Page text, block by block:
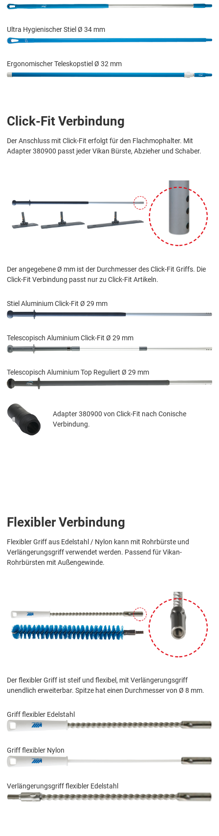
Ultra Hygienischer Stiel Ø 34 mm
Ergonomischer Teleskopstiel Ø 32 mm
Click-Fit Verbindung
Der Anschluss mit Click-Fit erfolgt für den Flachmophalter. Mit
Adapter 380900 passt jeder Vikan Bürste, Abzieher und Schaber.
Der angegebene Ø mm ist der Durchmesser des Click-Fit Griffs. Die
Click-Fit Verbindung passt nur zu Click-Fit Artikeln.
Stiel Aluminium Click-Fit Ø 29 mm
Telescopisch Aluminium Click-Fit Ø 29 mm
Telescopisch Aluminium Top Reguliert Ø 29 mm
Adapter 380900 von Click-Fit nach Conische
Verbindung.
Flexibler Verbindung
Flexibler Griff aus Edelstahl / Nylon kann mit Rohrbürste und
Verlängerungsgriff verwendet werden. Passend für Vikan-
Rohrbürsten mit Außengewinde.
Der flexibler Griff ist steif und flexibel, mit Verlängerungsgriff
unendlich erweiterbar. Spitze hat einen Durchmesser von Ø 8 mm.
Griff flexibler Edelstahl
Griff flexibler Nylon
Verlängerungsgriff flexibler Edelstahl